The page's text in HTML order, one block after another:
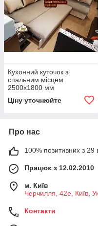
Кухонний куточок зі
спальним місцем
2500х1800 мм
Ціну уточнюйте
Про нас
100% позитивних з 29
Працює з 12.02.2010
м. Київ
Черчилля, 42е, Київ,
Контакти